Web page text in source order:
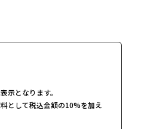
示となります。
として税込金額の10%を加え